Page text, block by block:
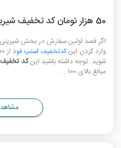
50 هزار تومان کد تخفیف شیرینی اسنپ فود خرید اول
اگر قصد اولین سفارش در بخش شیرینی
وارد کردن اینکدتخفیف اسنپ فود
شوید. توجه داشته باشید اینکد
مبالغ بالای 100 ...